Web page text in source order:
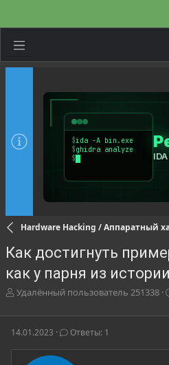
Hardware Hacking / Аппаратный
Как достигнуть
как у парня из
А
т
о
т
Удалённый пользователь 251338
14.01.2023 Ответы: 1